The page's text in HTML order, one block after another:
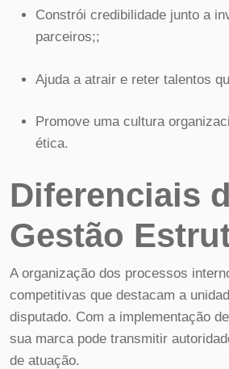
Constrói credibilidade junto a
parceiros;;
Ajuda a atrair e reter talentos
Promove uma cultura
ética.
Diferenciais
Gestão
A organização dos processos
competitivas que destacam a
disputado. Com a implementação
sua marca pode transmitir
de atuação.